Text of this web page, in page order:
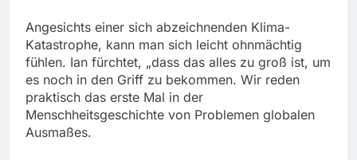
Angesichts einer sich abzeichnenden Klima-
Katastrophe, kann man sich leicht ohnmächtig
fühlen. Ian fürchtet, „dass das alles zu groß ist, um
es noch in den Griff zu bekommen. Wir reden
praktisch das erste Mal in der
Menschheitsgeschichte von Problemen globalen
Ausmaßes.